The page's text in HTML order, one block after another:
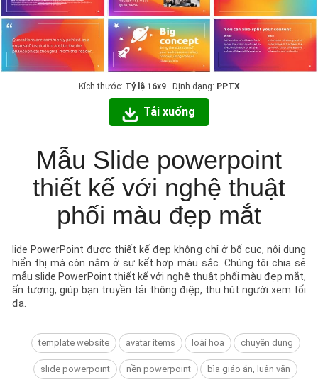
Kích thước: Tỷ lệ 16x9Định dạng: PPTX
Tải xuống
Mẫu Slide powerpoint
thiết kế với nghệ thuật
phối màu đẹp mắt
lide PowerPoint được thiết kế đẹp không chỉ ở bố cục, nội dung
hiển thị mà còn nằm ở sự kết hợp màu sắc. Chúng tôi chia sẻ
mẫu slide PowerPoint thiết kế với nghệ thuật phối màu đẹp mắt,
ấn tượng, giúp bạn truyền tải thông điệp, thu hút người xem tối
đa.
template website avatar items loài hoa chuyên dụng
slide powerpoint nền powerpoint bìa giáo án, luận văn